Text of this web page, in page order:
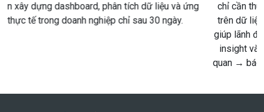
chỉ cần thu thập dữ liệu — mà phải hiểu và hành động dựa
trên dữ liệu. Power BI chính là “trạm điều khiển trung tâm”
giúp lãnh đạo, marketer, hay data analyst biến con số thành
insight và hành động. Từ Excel rời rạc → dashboard trực
quan → báo cáo realtime — Power BI đang thay đổi cách ra